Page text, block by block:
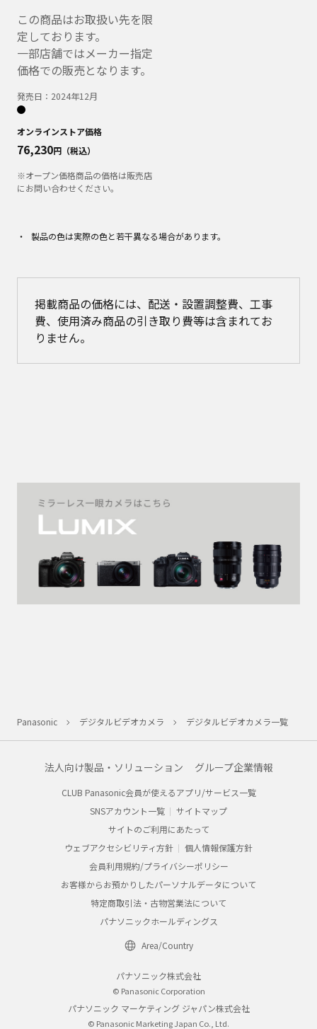
この商品はお取扱い先を限
定しております。
一部店舗ではメーカー指定
価格での販売となります。
発売日： 2024年12月
オンラインストア価格
76,230円（税込）
※オープン価格商品の価格は販売店
にお問い合わせください。
製品の色は実際の色と若干異なる場合があります。
掲載商品の価格には、配送・設置調整費、工事
費、使用済み商品の引き取り費等は含まれてお
りません。
Panasonic デジタルビデオカメラ デジタルビデオカメラ一覧
法人向け製品・ソリューション グループ企業情報
CLUB Panasonic会員が使えるアプリ/サービス一覧
SNSアカウント一覧
サイトマップ
サイトのご利用にあたって
ウェブアクセシビリティ方針
個人情報保護方針
会員利用規約/プライバシーポリシー
お客様からお預かりしたパーソナルデータについて
特定商取引法・古物営業法について
パナソニックホールディングス
Area/Country
パナソニック株式会社
© Panasonic Corporation
パナソニック マーケティング ジャパン株式会社
© Panasonic Marketing Japan Co., Ltd.